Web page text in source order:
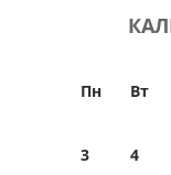
Пн Вт
3
4